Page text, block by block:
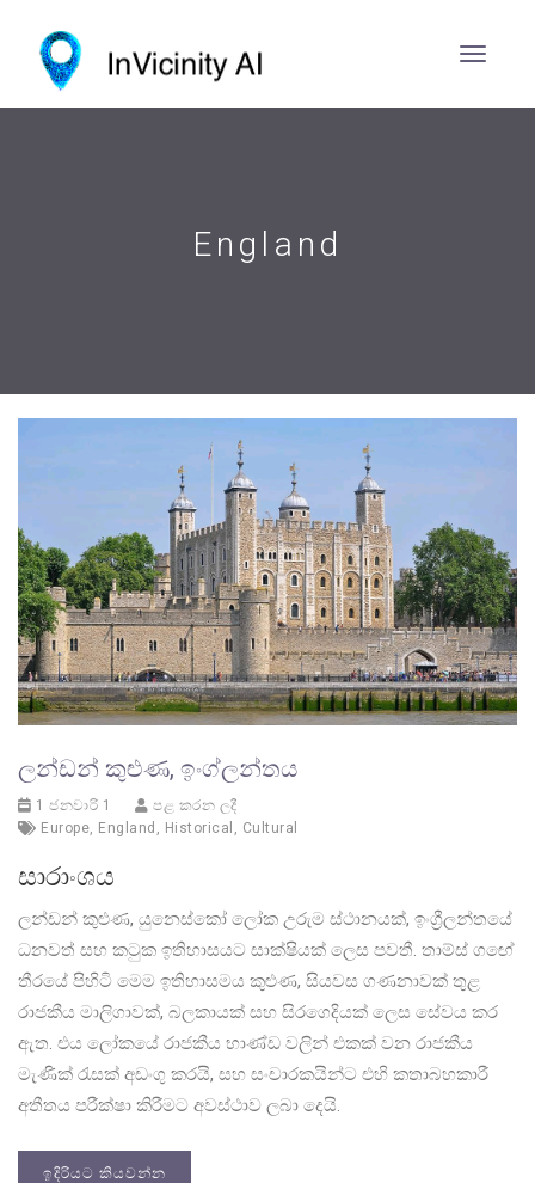
England
ලන්ඩන් කුළුණ, ඉංග්ලන්තය
1 ජනවාරි 1
පළ කරන ලදී
Europe, England , Historical , Cultural
සාරාංශය
ලන්ඩන් කුළුණ, යුනෙස්කෝ ලෝක උරුම ස්ථානයක්, ඉංග්‍රීලන්තයේ
ධනවත් සහ කටුක ඉතිහාසයට සාක්ෂියක් ලෙස පවතී. තාම්ස් ගඟේ
තීරයේ පිහිටි මෙම ඉතිහාසමය කුළුණ, සියවස ගණනාවක් තුළ
රාජකීය මාලිගාවක්, බලකායක් සහ සිරගෙදියක් ලෙස සේවය කර
ඇත. එය ලෝකයේ රාජකීය භාණ්ඩ වලින් එකක් වන රාජකීය
මැණික් රැසක් අඩංගු කරයි, සහ සංචාරකයින්ට එහි කතාබහකාරී
අතීතය පරීක්ෂා කිරීමට අවස්ථාව ලබා දෙයි.
ඉදිරියට කියවන්න